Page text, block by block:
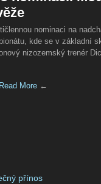
nominaci na
kde se v základní
nizozemský trenér
Read More ←
přínos